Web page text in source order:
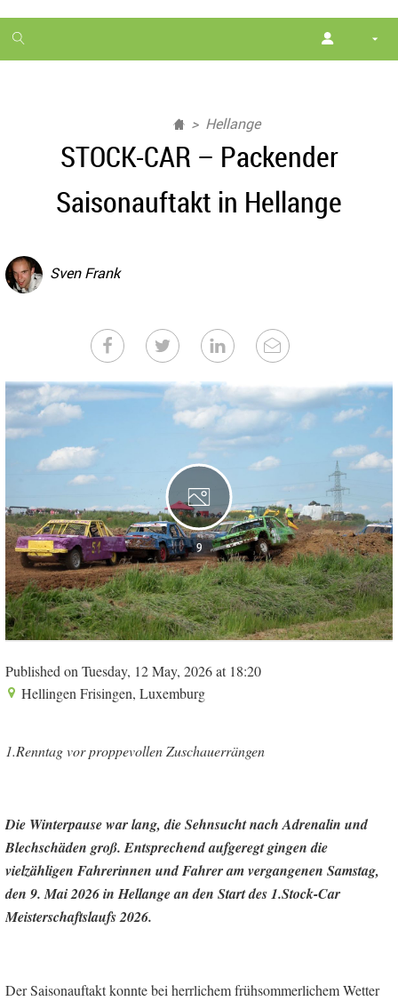
1
month
Hellange
STOCK-CAR – Packender
Saisonauftakt in Hellange
Sven Frank
9
Published on Tuesday, 12 May, 2026 at 18:20
Hellingen Frisingen, Luxemburg
1.Renntag vor proppevollen Zuschauerrängen
Die Winterpause war lang, die Sehnsucht nach Adrenalin und
Blechschäden groß. Entsprechend aufgeregt gingen die
vielzähligen Fahrerinnen und Fahrer am vergangenen Samstag,
den 9. Mai 2026 in Hellange an den Start des 1.Stock-Car
Meisterschaftslaufs 2026.
Der Saisonauftakt konnte bei herrlichem frühsommerlichem Wetter